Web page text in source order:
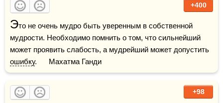
+400
Это не очень мудро быть уверенным в собственной
мудрости. Необходимо помнить о том, что сильнейший
ошибку.      Махатма Ганди
+98